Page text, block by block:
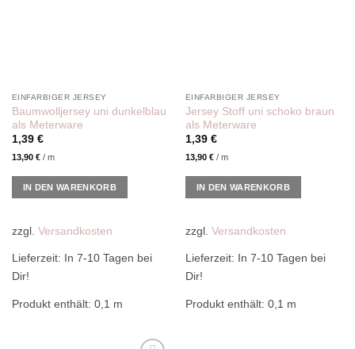
EINFARBIGER JERSEY
Baumwolljersey uni dunkelblau
als Meterware
1,39 €
13,90 €/ m
IN DEN WARENKORB
zzgl. Versandkosten
Lieferzeit: In 7-10 Tagen bei
Dir!
Produkt enthält: 0,1 m
EINFARBIGER JERSEY
Jersey Stoff uni schoko braun
als Meterware
1,39 €
13,90 €/ m
IN DEN WARENKORB
zzgl. Versandkosten
Lieferzeit: In 7-10 Tagen bei
Dir!
Produkt enthält: 0,1 m